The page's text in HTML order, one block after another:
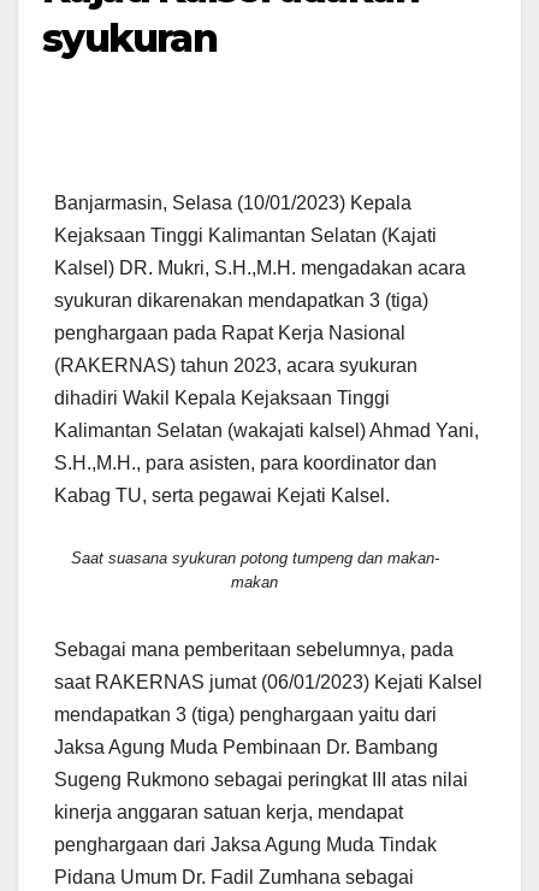
syukuran
Banjarmasin, Selasa (10/01/2023) Kepala
Kejaksaan Tinggi Kalimantan Selatan (Kajati
Kalsel) DR. Mukri, S.H.,M.H. mengadakan acara
syukuran dikarenakan mendapatkan 3 (tiga)
penghargaan pada Rapat Kerja Nasional
(RAKERNAS) tahun 2023, acara syukuran
dihadiri Wakil Kepala Kejaksaan Tinggi
Kalimantan Selatan (wakajati kalsel) Ahmad Yani,
S.H.,M.H., para asisten, para koordinator dan
Kabag TU, serta pegawai Kejati Kalsel.
Saat suasana syukuran potong tumpeng dan makan-
makan
Sebagai mana pemberitaan sebelumnya, pada
saat RAKERNAS jumat (06/01/2023) Kejati Kalsel
mendapatkan 3 (tiga) penghargaan yaitu dari
Jaksa Agung Muda Pembinaan Dr. Bambang
Sugeng Rukmono sebagai peringkat III atas nilai
kinerja anggaran satuan kerja, mendapat
penghargaan dari Jaksa Agung Muda Tindak
Pidana Umum Dr. Fadil Zumhana sebagai